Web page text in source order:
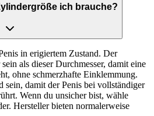
ich brauche?
in erigiertem Zustand. Der
als dieser Durchmesser, damit eine
ohne schmerzhafte Einklemmung.
sein, damit der Penis bei vollständiger
Wenn du unsicher bist, wähle
Hersteller bieten normalerweise